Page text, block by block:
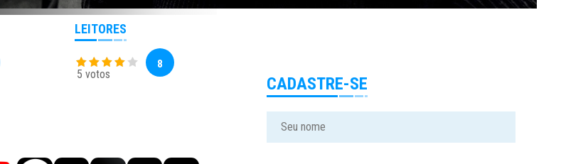
LEITORES
5 votos
8
CADASTRE-SE